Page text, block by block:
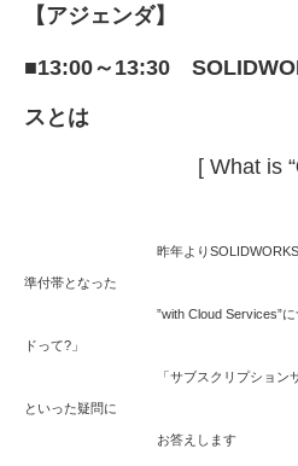
【アジェンダ】
■13:00～13:30
スとは
[ What is “
昨年よりSOLIDWORKSのサブ
準付帯となった
”with Cloud Services”について
ドって?」
「サブスクリプションサービス
といった疑問に
お答えします